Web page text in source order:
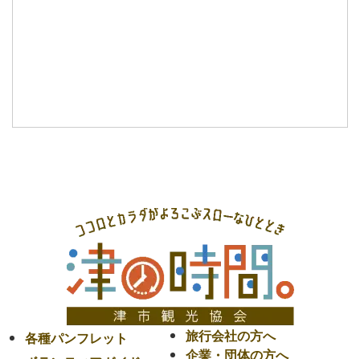
各種パンフレット
旅行会社の方へ
企業・団体の方へ